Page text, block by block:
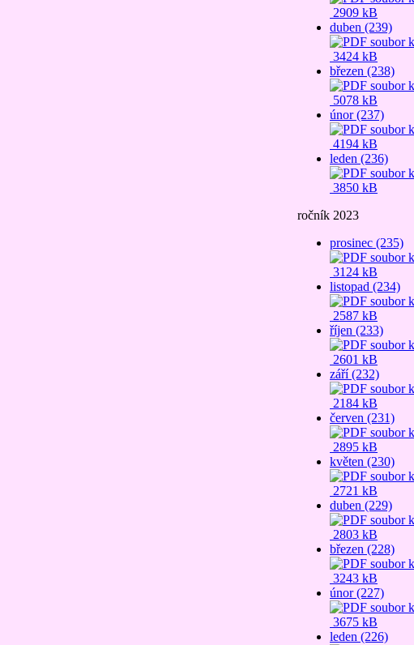
2909 kB
duben (239)
3424 kB
březen (238)
5078 kB
únor (237)
4194 kB
leden (236)
3850 kB
ročník 2023
prosinec (235)
3124 kB
listopad (234)
2587 kB
říjen (233)
2601 kB
září (232)
2184 kB
červen (231)
2895 kB
květen (230)
2721 kB
duben (229)
2803 kB
březen (228)
3243 kB
únor (227)
3675 kB
leden (226)